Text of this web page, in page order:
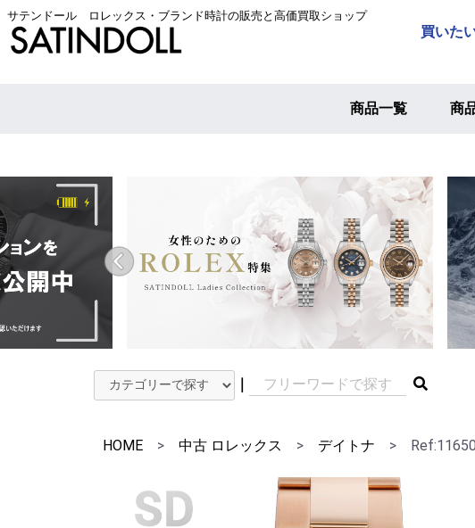
サテンドール ロレックス・ブランド時計の販売と高価買取ショップ
買いた
商品一覧 商
｜
HOME > 中古 ロレックス > デイトナ >